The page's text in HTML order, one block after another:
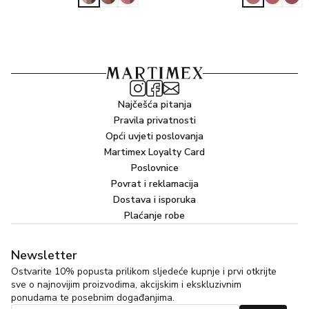
GLUCOSIDE, PANTHENOL, TETRASODIUM
CHLORIDE, CITRIC ACID, MAGNESIUM
CARBOXYMETHYL BETA-GLUCAN, CI 42090
Najčešća pitanja
Pravila privatnosti
Opći uvjeti poslovanja
Martimex Loyalty Card
Poslovnice
Povrat i reklamacija
Dostava i isporuka
Plaćanje robe
Newsletter
Ostvarite 10% popusta prilikom sljedeće kupnje i prvi otkrijte
sve o najnovijim proizvodima, akcijskim i ekskluzivnim
ponudama te posebnim događanjima.